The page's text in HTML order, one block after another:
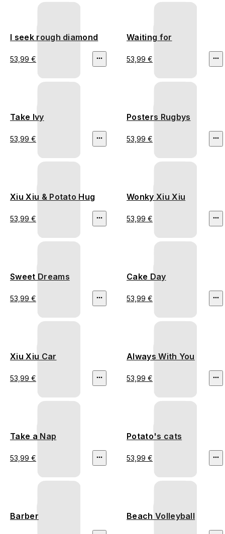
I seek rough diamond
53,99 €
Waiting for
53,99 €
Take Ivy
53,99 €
Posters Rugbys
53,99 €
Xiu Xiu & Potato Hug
53,99 €
Wonky Xiu Xiu
53,99 €
Sweet Dreams
53,99 €
Cake Day
53,99 €
Xiu Xiu Car
53,99 €
Always With You
53,99 €
Take a Nap
53,99 €
Potato's cats
53,99 €
Barber Beach Volleyball